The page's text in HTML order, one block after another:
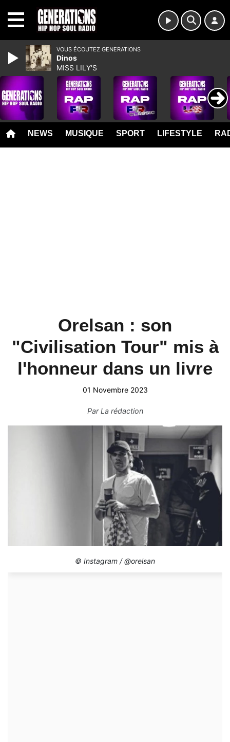
NEWS MUSIQUE SPORT LIFESTYLE
Orelsan : son
"Civilisation Tour" mis à
l'honneur dans un livre
01 Novembre 2023
ParLa rédaction
© Instagram / @orelsan
VOUS ÉCOUTEZ GENERATIONS
Dinos
MISS LILY'S